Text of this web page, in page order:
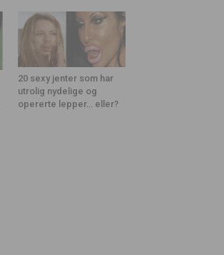
20 sexy jenter som har
utrolig nydelige og
opererte lepper… eller?